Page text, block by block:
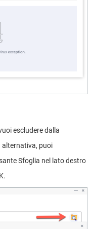
escludere dalla
alternativa, puoi
Sfoglia nel lato destro